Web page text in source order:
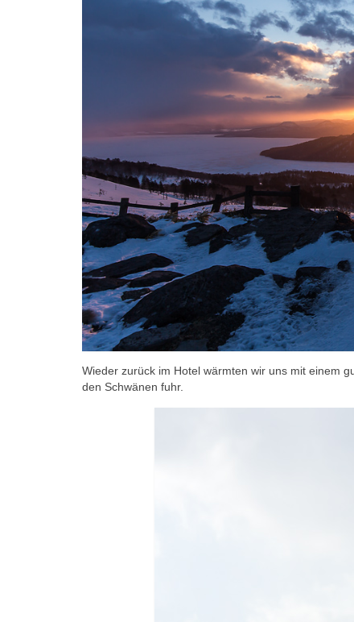
Wieder zurück im Hotel wärmten wir uns mit einem
den Schwänen fuhr.